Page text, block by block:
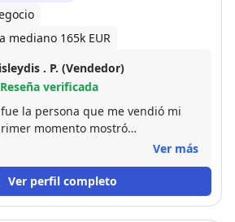
mediano 165k EUR
. P. (Vendedor)
Reseña verificada
la persona que me vendió mi
y un trato muy
en cada paso del proceso y
todo saliera bien, me sentí muy
Ver más
Ver perfil completo